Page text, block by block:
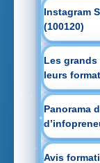
Instagram
(100120)
Les
leurs
Panorama
Avis